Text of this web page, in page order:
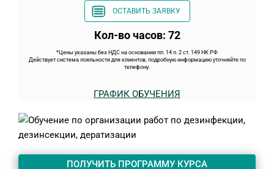
ОСТАВИТЬ ЗАЯВКУ
Кол-во часов: 72
*Цены указаны без НДС на основании пп. 14 п. 2 ст. 149 НК РФ
Действует система лояльности для клиентов, подробную информацию уточняйте по
телефону.
ГРАФИК ОБУЧЕНИЯ
ПОЛУЧИТЬ ПРОГРАММУ КУРСА